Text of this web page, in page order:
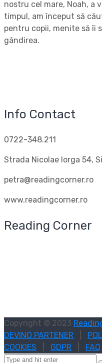
nostru cel mare, Noah, a
timpul, am început să
pentru copii, menite să îi
gândirea.
Info Contact
0722-348.211
Strada Nicolae Iorga 54,
petra@readingcorner.ro
www.readingcorner.ro
Reading Corner
Copyright © 2023
DEVINO PARTENER
COOKIES
GDPR FAQ